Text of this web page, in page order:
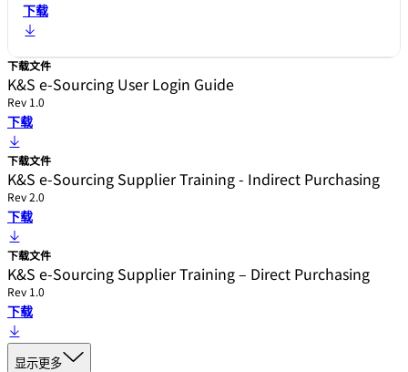
下载
下载文件
K&S e-Sourcing User Login Guide
Rev 1.0
下载
下载文件
K&S e-Sourcing Supplier Training - Indirect Purchasing
Rev 2.0
下载
下载文件
K&S e-Sourcing Supplier Training – Direct Purchasing
Rev 1.0
下载
显示更多